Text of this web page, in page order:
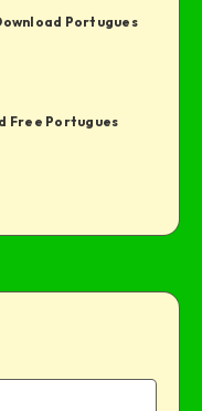
Portugues
Free Portugues